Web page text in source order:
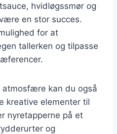
hvidløgssmør og
en stor succes.
for at
tallerken og tilpasse
atmosfære kan du også
kreative elementer til
nyretapperne på et
og